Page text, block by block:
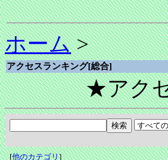
ホーム>
アクセスランキング[総合]
★アク
[他のカテゴリ]